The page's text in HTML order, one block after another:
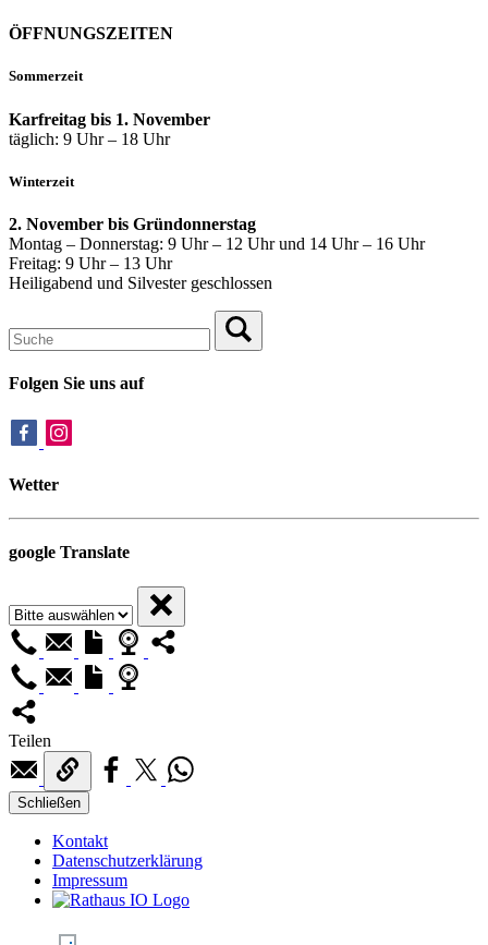
ÖFFNUNGSZEITEN
Sommerzeit
Karfreitag bis 1. November
täglich: 9 Uhr – 18 Uhr
Winterzeit
2. November bis Gründonnerstag
Montag – Donnerstag: 9 Uhr – 12 Uhr und 14 Uhr – 16 Uhr
Freitag: 9 Uhr – 13 Uhr
Heiligabend und Silvester geschlossen
Folgen Sie uns auf
Wetter
google Translate
Teilen
Schließen
Kontakt
Datenschutzerklärung
Impressum